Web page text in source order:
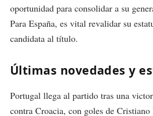
oportunidad para consolidar a su
Para España, es vital revalidar su
candidata al título.
Últimas novedades y
Portugal llega al partido tras una
contra Croacia, con goles de